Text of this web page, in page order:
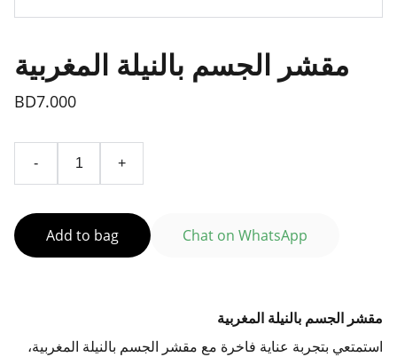
مقشر الجسم بالنيلة المغربية
BD7.000
- +
Add to bag Chat on WhatsApp
مقشر الجسم بالنيلة المغربية
استمتعي بتجربة عناية فاخرة مع مقشر الجسم بالنيلة المغربية،